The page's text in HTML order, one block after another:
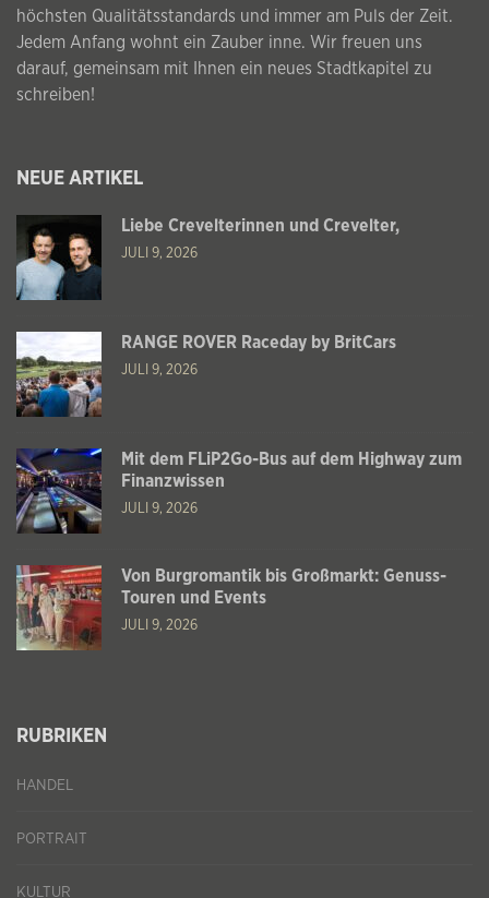
höchsten Qualitätsstandards und immer am Puls der Zeit.
Jedem Anfang wohnt ein Zauber inne. Wir freuen uns
darauf, gemeinsam mit Ihnen ein neues Stadtkapitel zu
schreiben!
NEUE ARTIKEL
Liebe Crevelterinnen und Crevelter,
JULI 9, 2026
RANGE ROVER Raceday by BritCars
JULI 9, 2026
Mit dem FLiP2Go-Bus auf dem Highway zum
Finanzwissen
JULI 9, 2026
Von Burgromantik bis Großmarkt: Genuss-
Touren und Events
JULI 9, 2026
RUBRIKEN
HANDEL
PORTRAIT
KULTUR